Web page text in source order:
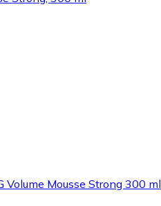
Volume Mousse Strong 300 ml